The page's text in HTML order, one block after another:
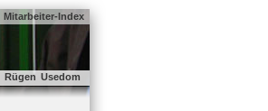
Mitarbeiter-Index
Rügen Usedom